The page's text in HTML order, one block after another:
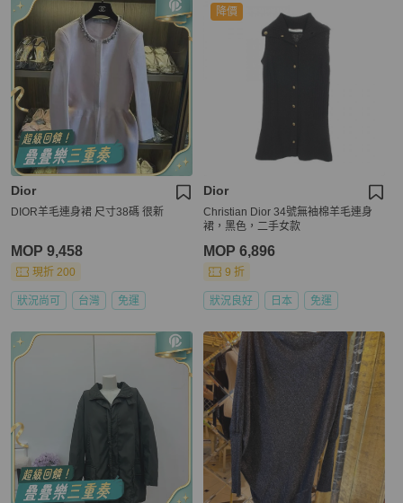
Dior
DIOR羊毛連身裙 尺寸38碼 很新
MOP 9,458
現折 200
狀況尚可 台灣 免運
降價
Dior
Christian Dior 34號無袖棉羊毛連身
裙，黑色，二手女款
MOP 6,896
9 折
狀況良好 日本 免運